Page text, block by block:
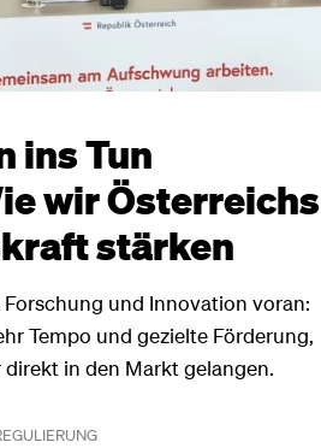
ins Tun
wir Österreichs
stärken
und Innovation voran:
Tempo und gezielte Förderung,
in den Markt gelangen.